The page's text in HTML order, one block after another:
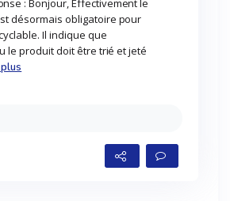
: Bonjour, Effectivement le
désormais obligatoire pour
Il indique que
le produit doit être trié et jeté